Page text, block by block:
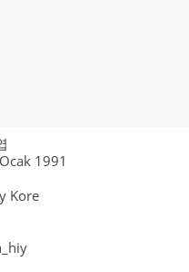
1991
Kore